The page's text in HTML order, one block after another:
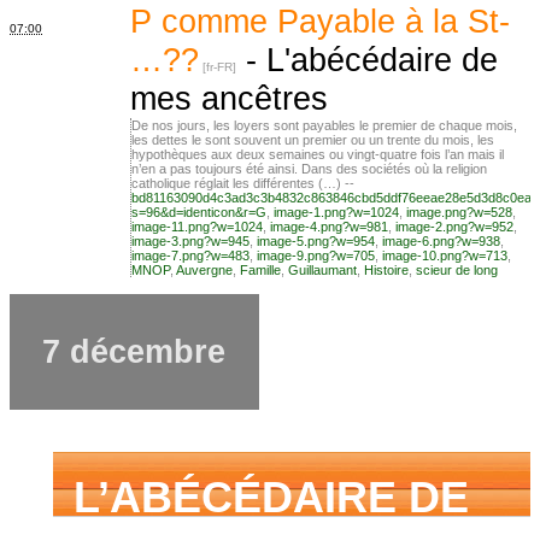
MES ANCÊTRES –
Tout ce que j’aurais
aimé savoir sur ma
famille mais n’ai
jamais osé
demander
07:00
P comme Payable à la St-
…??
- L'abécédaire de
mes ancêtres
De nos jours, les loyers sont payables le premier de chaque mois,
les dettes le sont souvent un premier ou un trente du mois, les
hypothèques aux deux semaines ou vingt-quatre fois l’an mais il
n’en a pas toujours été ainsi. Dans des sociétés où la religion
catholique réglait les différentes (…) --
s=96&d=identicon&r=G image-1.png?w=1024 image.png?w=528
image-11.png?w=1024 image-4.png?w=981 image-2.png?w=952
image-3.png?w=945 image-5.png?w=954 image-6.png?w=938
image-7.png?w=483 image-9.png?w=705 image-10.png?w=713
MNOP, Auvergne Famille Guillaumant Histoire scieur de long
7 décembre
L’ABÉCÉDAIRE DE